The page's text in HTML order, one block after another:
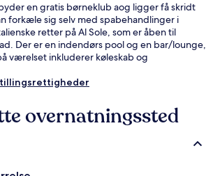
en gratis børneklub aog ligger få skridt
forkæle sig selv med spabehandlinger i
retter på Al Sole, som er åben til
Der er en indendørs pool og en bar/lounge,
værelset inkluderer køleskab og
overnatningssted